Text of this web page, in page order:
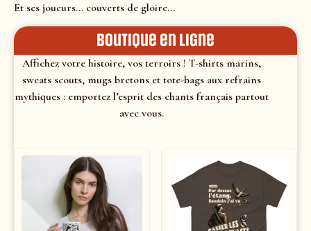
Et ses joueurs… couverts de gloire…
Boutique en ligne
Affichez votre histoire, vos terroirs ! T-shirts marins,
sweats scouts, mugs bretons et tote-bags aux refrains
mythiques : emportez l’esprit des chants français partout
avec vous.